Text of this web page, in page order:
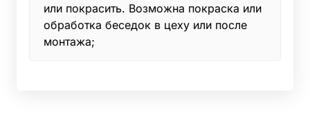
или покрасить. Возможна покраска или
обработка беседок в цеху или после
монтажа;